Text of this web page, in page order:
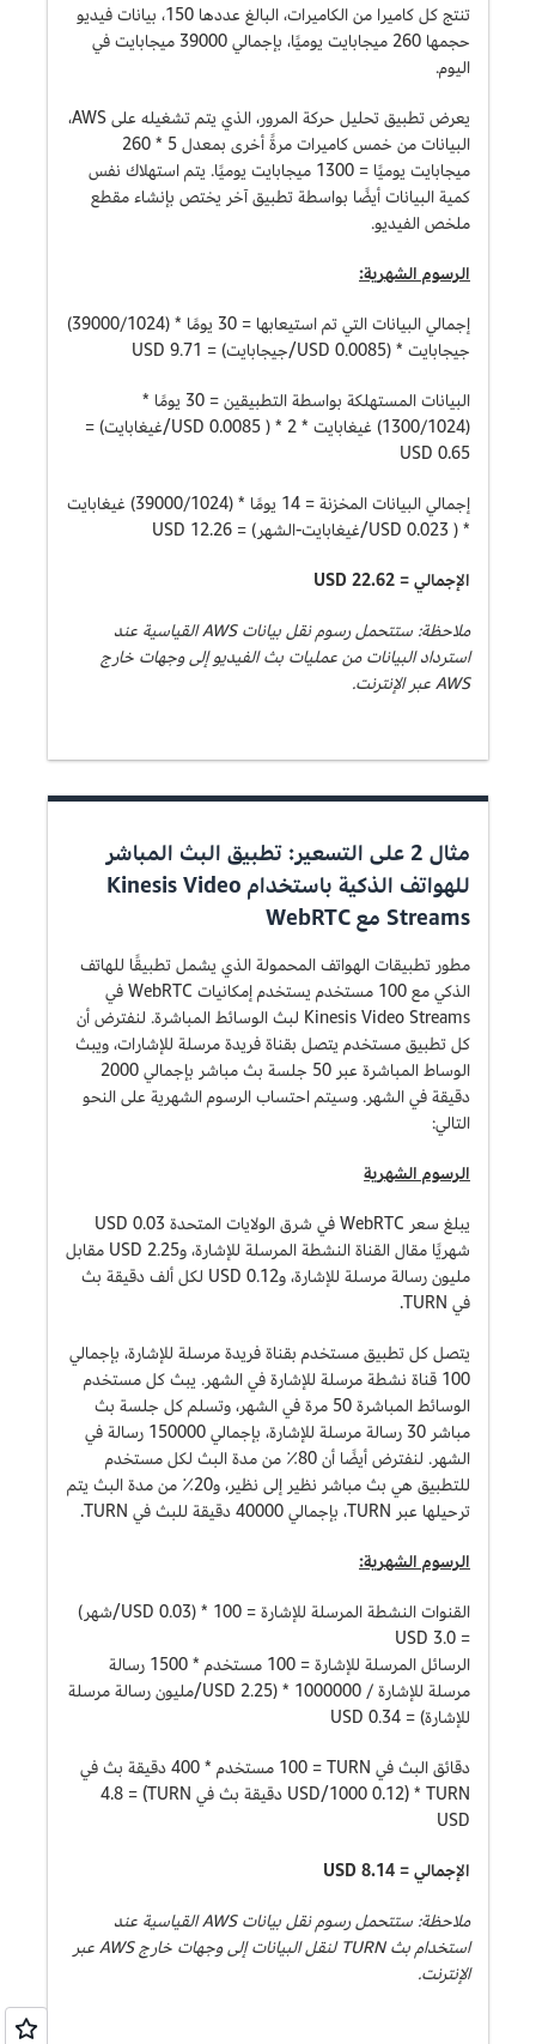
تنتج كل كاميرا من الكاميرات، البالغ عددها 150، بيانات فيديو
حجمها 260 ميجابايت يوميًا، بإجمالي 39000 ميجابايت في
اليوم.
يعرض تطبيق تحليل حركة المرور، الذي يتم تشغيله على AWS،
البيانات من خمس كاميرات مرةً أخرى بمعدل 5 * 260
ميجابايت يوميًا = 1300 ميجابايت يوميًا. يتم استهلاك نفس
كمية البيانات أيضًا بواسطة تطبيق آخر يختص بإنشاء مقطع
ملخص الفيديو.
الرسوم الشهرية:
إجمالي البيانات التي تم استيعابها = 30 يومًا * (39000/1024)
جيجابايت * (0.0085 USD/جيجابايت) = 9.71 USD
البيانات المستهلكة بواسطة التطبيقين = 30 يومًا *
(1300/1024) غيغابايت * 2 * ( USD 0.0085/غيغابايت) =
USD 0.65
إجمالي البيانات المخزنة = 14 يومًا * (39000/1024) غيغابايت
* ( USD 0.023/غيغابايت-الشهر) = USD 12.26
الإجمالي = USD 22.62
ملاحظة: ستتحمل رسوم نقل بيانات AWS القياسية عند
استرداد البيانات من عمليات بث الفيديو إلى وجهات خارج
AWS عبر الإنترنت.
مثال 2 على التسعير: تطبيق البث المباشر
للهواتف الذكية باستخدام Kinesis Video
Streams مع WebRTC
مطور تطبيقات الهواتف المحمولة الذي يشمل تطبيقًا للهاتف
الذكي مع 100 مستخدم يستخدم إمكانيات WebRTC في
Kinesis Video Streams لبث الوسائط المباشرة. لنفترض أن
كل تطبيق مستخدم يتصل بقناة فريدة مرسلة للإشارات، ويبث
الوساط المباشرة عبر 50 جلسة بث مباشر بإجمالي 2000
دقيقة في الشهر. وسيتم احتساب الرسوم الشهرية على النحو
التالي:
الرسوم الشهرية
يبلغ سعر WebRTC في شرق الولايات المتحدة 0.03 USD
شهريًا مقال القناة النشطة المرسلة للإشارة، و2.25 USD مقابل
مليون رسالة مرسلة للإشارة، و0.12 USD لكل ألف دقيقة بث
في TURN.
يتصل كل تطبيق مستخدم بقناة فريدة مرسلة للإشارة، بإجمالي
100 قناة نشطة مرسلة للإشارة في الشهر. يبث كل مستخدم
الوسائط المباشرة 50 مرة في الشهر، وتسلم كل جلسة بث
مباشر 30 رسالة مرسلة للإشارة، بإجمالي 150000 رسالة في
الشهر. لنفترض أيضًا أن 80٪ من مدة البث لكل مستخدم
للتطبيق هي بث مباشر نظير إلى نظير، و20٪ من مدة البث يتم
ترحيلها عبر TURN، بإجمالي 40000 دقيقة للبث في TURN.
الرسوم الشهرية:
القنوات النشطة المرسلة للإشارة = 100 * (0.03 USD/شهر)
= 3.0 USD
الرسائل المرسلة للإشارة = 100 مستخدم * 1500 رسالة
مرسلة للإشارة / 1000000 * (2.25 USD/مليون رسالة مرسلة
للإشارة) = 0.34 USD
دقائق البث في TURN = ‏100 مستخدم * 400 دقيقة بث في
TURN * ‏(0.12 USD/1000 دقيقة بث في TURN) = ‏4.8
USD
الإجمالي = USD 8.14
ملاحظة: ستتحمل رسوم نقل بيانات AWS القياسية عند
استخدام بث TURN لنقل البيانات إلى وجهات خارج AWS عبر
الإنترنت.